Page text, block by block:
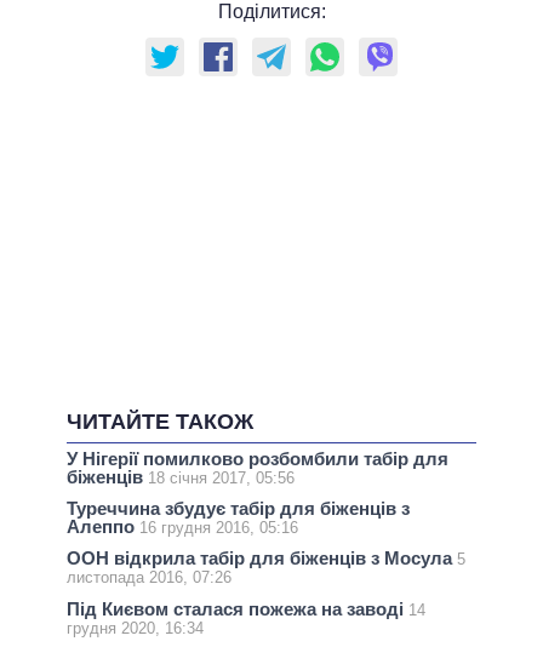
Поділитися:
ЧИТАЙТЕ ТАКОЖ
У Нігерії помилково розбомбили табір для
біженців 18 січня 2017, 05:56
Туреччина збудує табір для біженців з
Алеппо 16 грудня 2016, 05:16
ООН відкрила табір для біженців з Мосула 5
листопада 2016, 07:26
Під Києвом сталася пожежа на заводі 14
грудня 2020, 16:34